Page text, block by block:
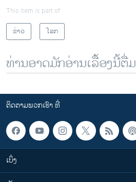
This item is part of
ຂ່າວ
ໂລກ
ທ່ານອາດມັກອ່ານເລື້ອງນີ້ຕື່ມ
ຕິດຕາມພວກເຮົາ ທີ່
ເບິ່ງ